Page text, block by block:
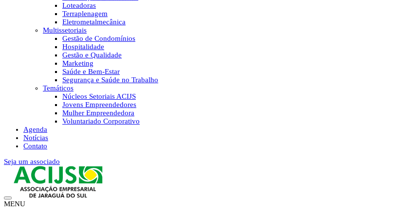
Loteadoras
Terraplenagem
Eletrometalmecânica
Multissetoriais
Gestão de Condomínios
Hospitalidade
Gestão e Qualidade
Marketing
Saúde e Bem-Estar
Segurança e Saúde no Trabalho
Temáticos
Núcleos Setoriais ACIJS
Jovens Empreendedores
Mulher Empreendedora
Voluntariado Corporativo
Agenda
Notícias
Contato
Seja um associado
MENU